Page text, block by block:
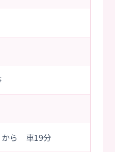
ら 車19分